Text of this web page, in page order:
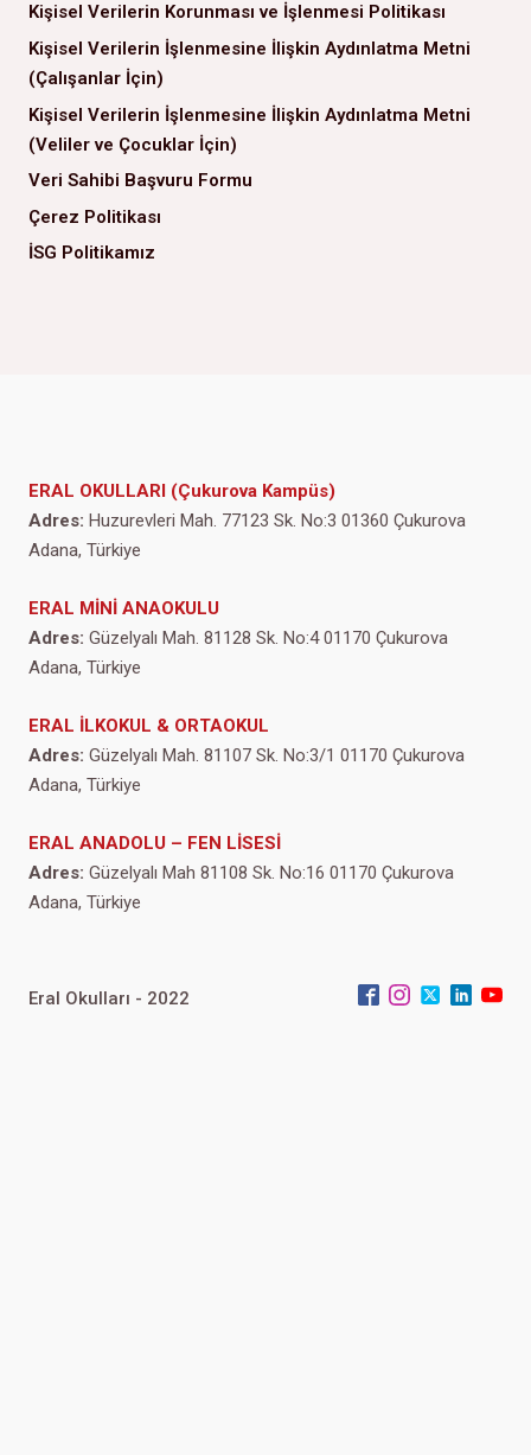
Kişisel Verilerin Korunması ve İşlenmesi Politikası
Kişisel Verilerin İşlenmesine İlişkin Aydınlatma Metni
(Çalışanlar İçin)
Kişisel Verilerin İşlenmesine İlişkin Aydınlatma Metni
(Veliler ve Çocuklar İçin)
Veri Sahibi Başvuru Formu
Çerez Politikası
İSG Politikamız
ERAL OKULLARI (Çukurova Kampüs)
Adres: Huzurevleri Mah. 77123 Sk. No:3 01360 Çukurova
Adana, Türkiye
ERAL MİNİ ANAOKULU
Adres: Güzelyalı Mah. 81128 Sk. No:4 01170 Çukurova
Adana, Türkiye
ERAL İLKOKUL & ORTAOKUL
Adres: Güzelyalı Mah. 81107 Sk. No:3/1 01170 Çukurova
Adana, Türkiye
ERAL ANADOLU – FEN LİSESİ
Adres: Güzelyalı Mah 81108 Sk. No:16 01170 Çukurova
Adana, Türkiye
Eral Okulları - 2022